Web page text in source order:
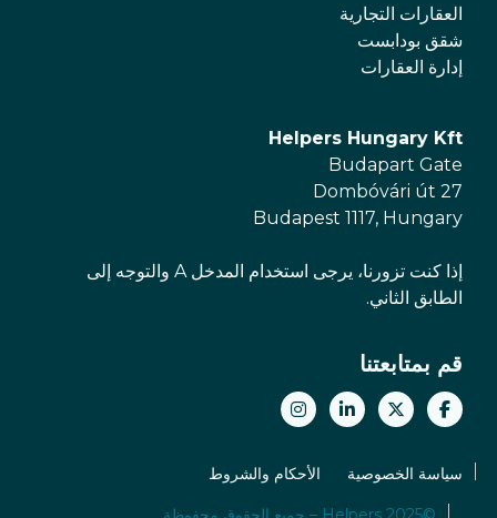
العقارات التجارية
شقق بودابست
إدارة العقارات
Helpers Hungary Kft
Budapart Gate
Dombóvári út 27
Budapest 1117, Hungary
إذا كنت تزورنا، يرجى استخدام المدخل A والتوجه إلى
الطابق الثاني.
قم بمتابعتنا
سياسة الخصوصية الأحكام والشروط